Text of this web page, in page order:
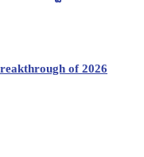
of 2026